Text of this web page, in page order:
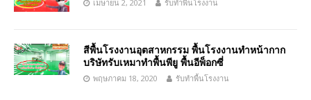
เมษายน 2, 2021 รับทำพื้นโรงงาน
สีพื้นโรงงานอุตสาหกรรม พื้นโรงงานทำหน้ากาก
บริษัทรับเหมาทําพื้นพียู พื้นอีพ็อกซี่
พฤษภาคม 18, 2020 รับทำพื้นโรงงาน